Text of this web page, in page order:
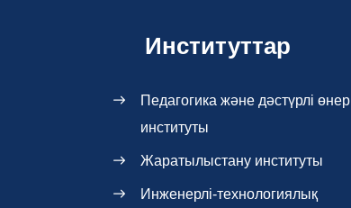
Институттар
Педагогика және дәстүрлі өнер
институты
Жаратылыстану институты
Инженерлі-технологиялық